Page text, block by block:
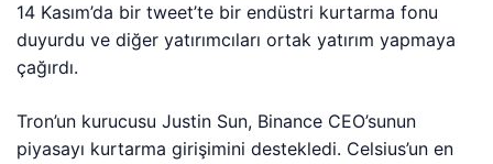
14 Kasım’da bir tweet’te bir endüstri kurtarma fonu
duyurdu ve diğer yatırımcıları ortak yatırım yapmaya
çağırdı.
Tron’un kurucusu Justin Sun, Binance CEO’sunun
piyasayı kurtarma girişimini destekledi. Celsius’un en